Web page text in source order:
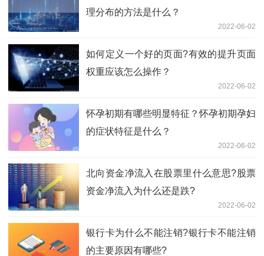
理分布的方法是什么？
2022-06-02
如何定义一个好的页面?有效的提升页面
权重应该怎么操作？
2022-06-02
怀孕初期有哪些明显特征？怀孕初期孕妇
的症状特征是什么？
2022-06-02
北向资金净流入在股票里什么意思?股票
资金净流入为什么还是跌?
2022-06-02
银行卡为什么不能注销?银行卡不能注销
的主要原因有哪些?